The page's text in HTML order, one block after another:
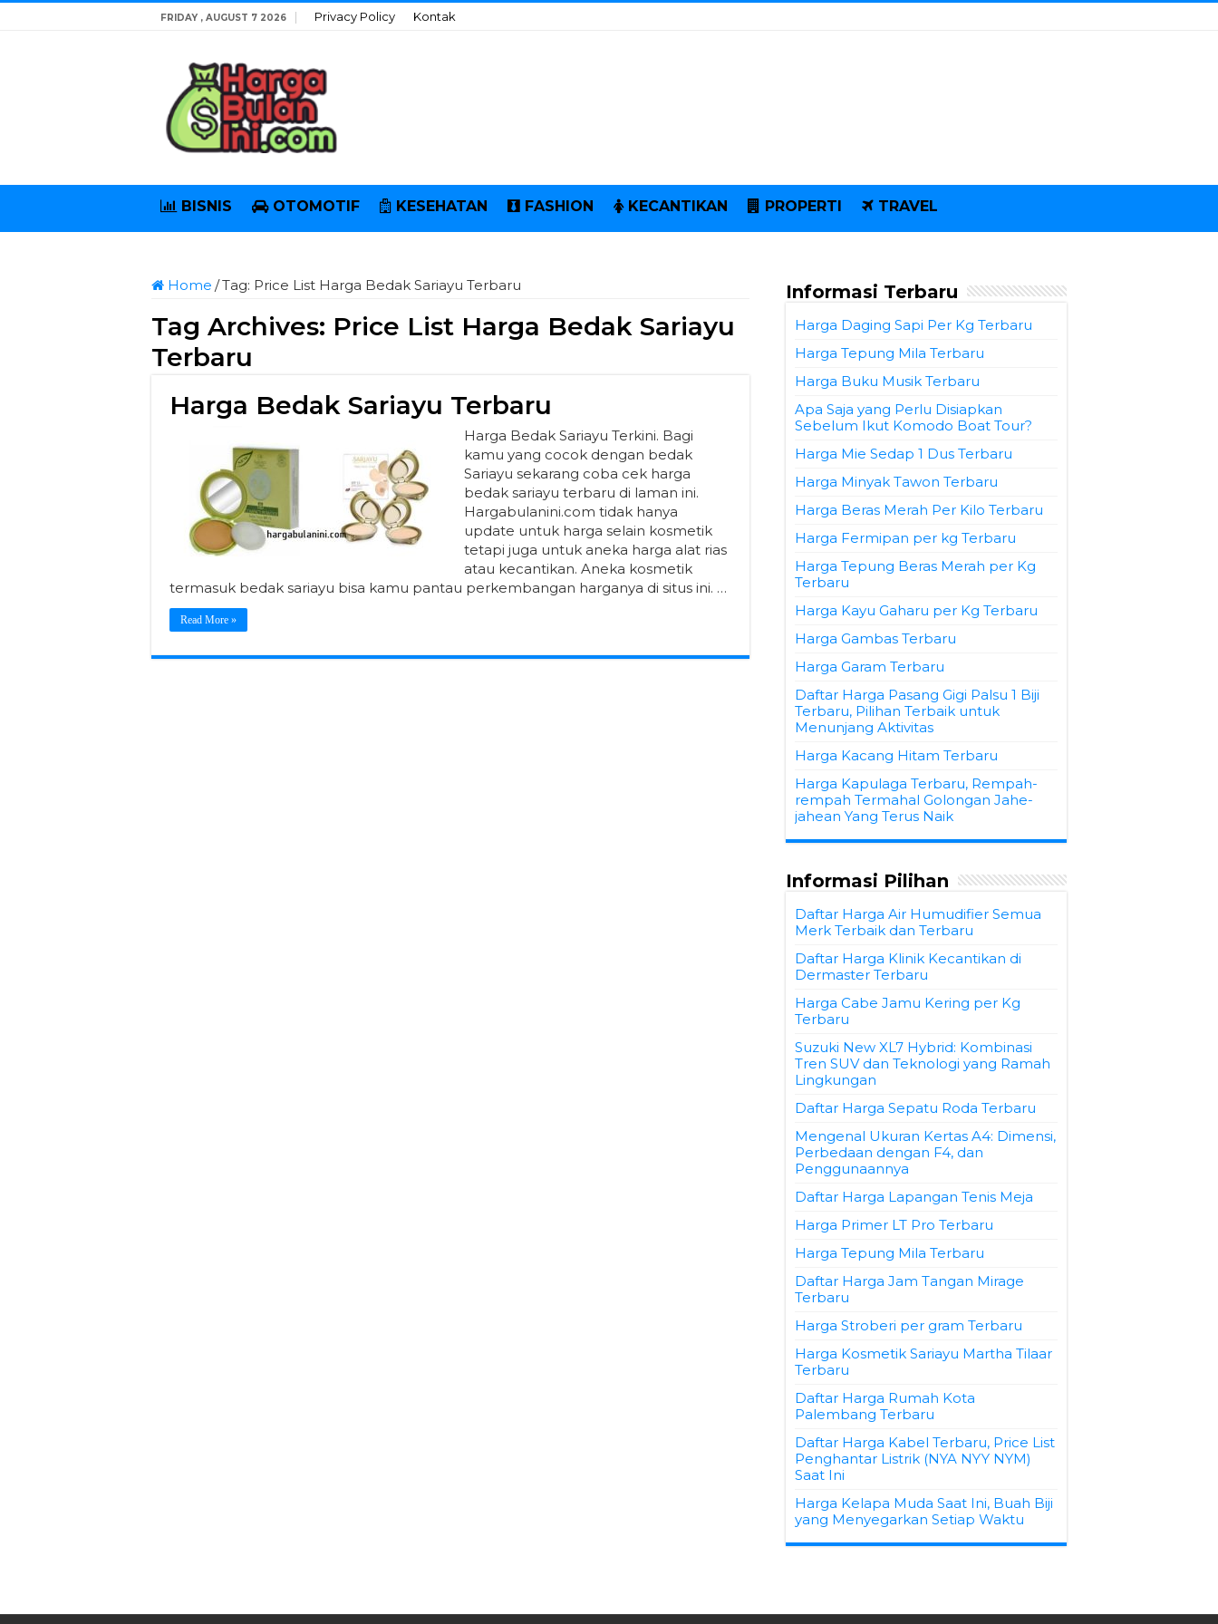
FRIDAY , AUGUST 7 2026 Privacy Policy Kontak
BISNIS OTOMOTIF KESEHATAN FASHION KECANTIKAN PROPERTI TRAVEL
Home /Tag: Price List Harga Bedak Sariayu Terbaru
Tag Archives: Price List Harga Bedak Sariayu
Terbaru
Harga Bedak Sariayu Terbaru
Harga Bedak Sariayu Terkini. Bagi
kamu yang cocok dengan bedak
Sariayu sekarang coba cek harga
bedak sariayu terbaru di laman ini.
Hargabulanini.com tidak hanya
update untuk harga selain kosmetik
tetapi juga untuk aneka harga alat rias
atau kecantikan. Aneka kosmetik
termasuk bedak sariayu bisa kamu pantau perkembangan harganya di situs ini. …
Read More »
Informasi Terbaru
Harga Daging Sapi Per Kg Terbaru
Harga Tepung Mila Terbaru
Harga Buku Musik Terbaru
Apa Saja yang Perlu Disiapkan
Sebelum Ikut Komodo Boat Tour?
Harga Mie Sedap 1 Dus Terbaru
Harga Minyak Tawon Terbaru
Harga Beras Merah Per Kilo Terbaru
Harga Fermipan per kg Terbaru
Harga Tepung Beras Merah per Kg
Terbaru
Harga Kayu Gaharu per Kg Terbaru
Harga Gambas Terbaru
Harga Garam Terbaru
Daftar Harga Pasang Gigi Palsu 1 Biji
Terbaru, Pilihan Terbaik untuk
Menunjang Aktivitas
Harga Kacang Hitam Terbaru
Harga Kapulaga Terbaru, Rempah-
rempah Termahal Golongan Jahe-
jahean Yang Terus Naik
Informasi Pilihan
Daftar Harga Air Humudifier Semua
Merk Terbaik dan Terbaru
Daftar Harga Klinik Kecantikan di
Dermaster Terbaru
Harga Cabe Jamu Kering per Kg
Terbaru
Suzuki New XL7 Hybrid: Kombinasi
Tren SUV dan Teknologi yang Ramah
Lingkungan
Daftar Harga Sepatu Roda Terbaru
Mengenal Ukuran Kertas A4: Dimensi,
Perbedaan dengan F4, dan
Penggunaannya
Daftar Harga Lapangan Tenis Meja
Harga Primer LT Pro Terbaru
Harga Tepung Mila Terbaru
Daftar Harga Jam Tangan Mirage
Terbaru
Harga Stroberi per gram Terbaru
Harga Kosmetik Sariayu Martha Tilaar
Terbaru
Daftar Harga Rumah Kota
Palembang Terbaru
Daftar Harga Kabel Terbaru, Price List
Penghantar Listrik (NYA NYY NYM)
Saat Ini
Harga Kelapa Muda Saat Ini, Buah Biji
yang Menyegarkan Setiap Waktu